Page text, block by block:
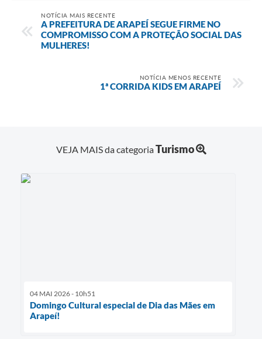
NOTÍCIA MAIS RECENTE
A PREFEITURA DE ARAPEÍ SEGUE FIRME NO
COMPROMISSO COM A PROTEÇÃO SOCIAL DAS
MULHERES!
NOTÍCIA MENOS RECENTE
1ª CORRIDA KIDS EM ARAPEÍ
VEJA MAIS da categoriaTurismo
04 MAI 2026 - 10h51
Domingo Cultural especial de Dia das Mães em
Arapeí!